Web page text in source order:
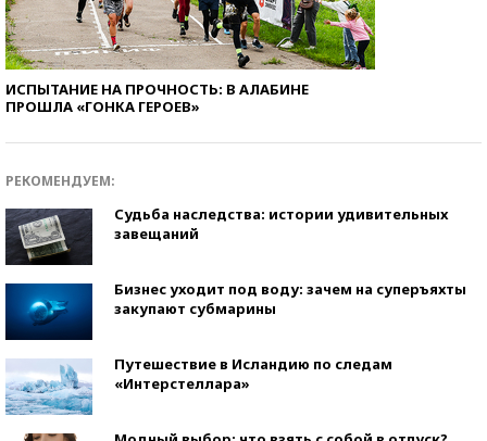
ИСПЫТАНИЕ НА ПРОЧНОСТЬ: В АЛАБИНЕ
ПРОШЛА «ГОНКА ГЕРОЕВ»
РЕКОМЕНДУЕМ:
Судьба наследства: истории удивительных
завещаний
Бизнес уходит под воду: зачем на суперъяхты
закупают субмарины
Путешествие в Исландию по следам
«Интерстеллара»